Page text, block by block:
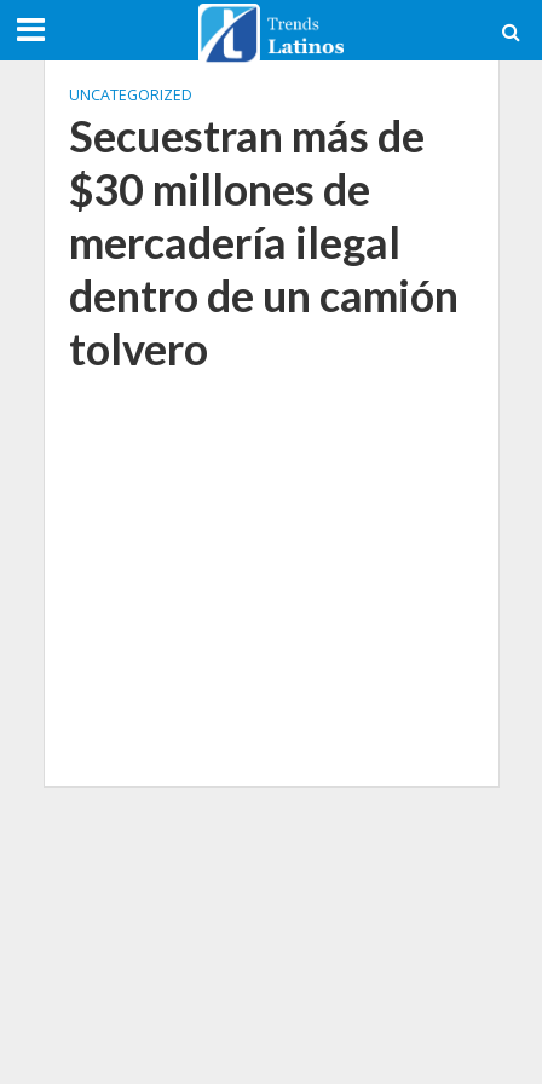
UNCATEGORIZED
Secuestran más de
$30 millones de
mercadería ilegal
dentro de un camión
tolvero